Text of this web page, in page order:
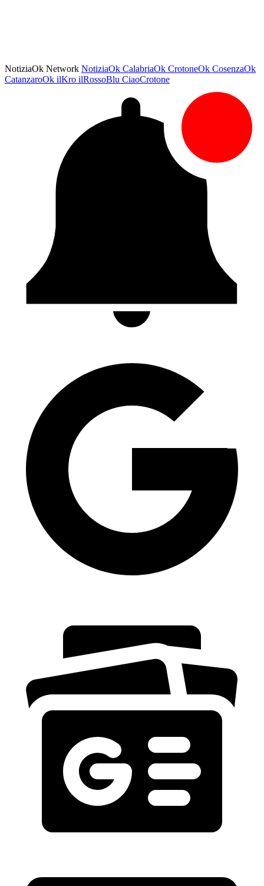
NotiziaOk Network NotiziaOk CalabriaOk CrotoneOk CosenzaOk
CatanzaroOk ilKro ilRossoBlu CiaoCrotone